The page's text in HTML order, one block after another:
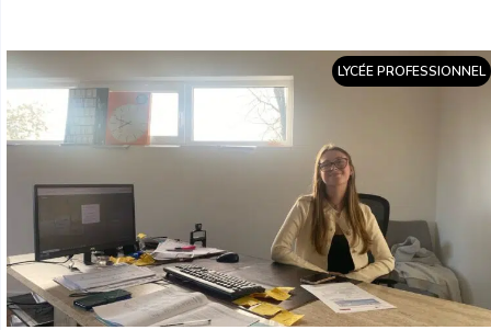
LYCÉE PROFESSIONNEL